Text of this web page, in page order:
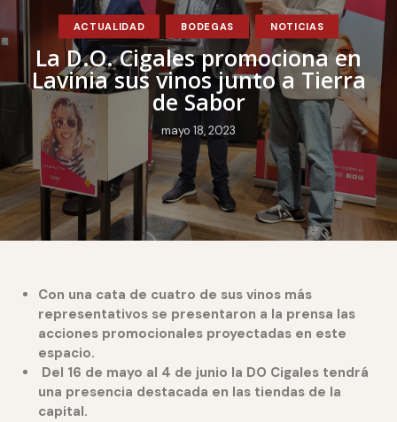
ACTUALIDAD BODEGAS NOTICIAS
La D.O. Cigales promociona en
Lavinia sus vinos junto a Tierra
de Sabor
mayo 18, 2023
Con una cata de cuatro de sus vinos más
representativos se presentaron a la prensa las
acciones promocionales proyectadas en este
espacio.
Del 16 de mayo al 4 de junio la DO Cigales tendrá
una presencia destacada en las tiendas de la
capital.